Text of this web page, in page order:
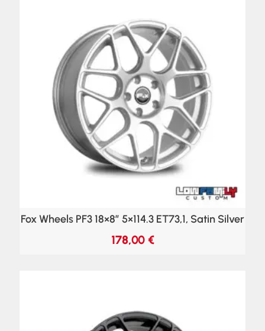
Fox Wheels PF3 18×8″ 5×114.3 ET73,1, Satin Silver
178,00 €